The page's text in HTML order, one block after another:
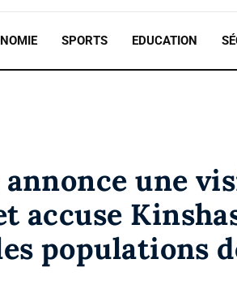
SPORTS EDUCATION
annonce une
accuse
populations